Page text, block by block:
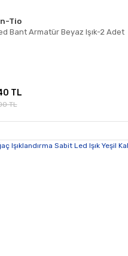
Tio
Bant Armatür Beyaz Işık-2 Adet
TL
TL